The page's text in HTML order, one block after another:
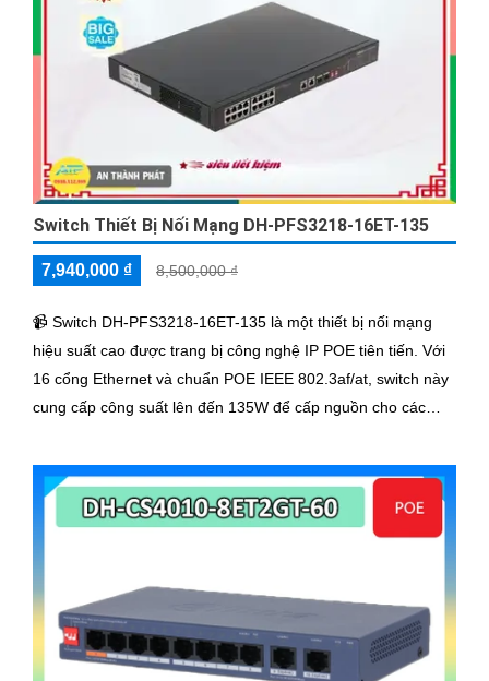
muốn được hợp tác cùng quý khách hàng trong dự án này.
Để biết thêm thông tin và nhận được báo giá chi tiết, vui lòng
liên hệ với chúng tôi qua số điện thoại hoặc email dưới đây.
thiệu Camera Giá Rẻ Thiết Bị An Ninh Chính Hãng Chuyên
Nghiệp cho dự án của mình. Nếu cần thêm bất kỳ thông tin hay
sự điều chỉnh nào, hãy Cung cấp cho công trình biết để Từng
công trình có thể hỗ trợ bạn tốt hơn.
Switch Thiết Bị Nối Mạng DH-PFS3218-16ET-135
7,940,000 ₫ 8,500,000 ₫
📹 Switch DH-PFS3218-16ET-135 là một thiết bị nối mạng
hiệu suất cao được trang bị công nghệ IP POE tiên tiến. Với
16 cổng Ethernet và chuẩn POE IEEE 802.3af/at, switch này
cung cấp công suất lên đến 135W để cấp nguồn cho các
LED. Thiết bị này hỗ trợ chế độ cung cấp nguồn cấp, tự động
đàm phán tốc độ trên các cổng và chức năng VLAN để tăng
cường